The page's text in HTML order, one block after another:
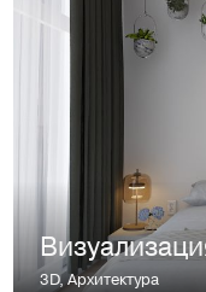
3D,Архитектура